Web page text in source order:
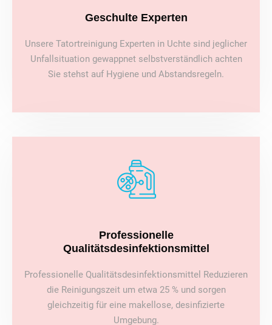
Geschulte Experten
Unsere Tatortreinigung Experten in Uchte sind jeglicher
Unfallsituation gewappnet selbstverständlich achten
Sie stehst auf Hygiene und Abstandsregeln.
Professionelle
Qualitätsdesinfektionsmittel
Professionelle Qualitätsdesinfektionsmittel Reduzieren
die Reinigungszeit um etwa 25 % und sorgen
gleichzeitig für eine makellose, desinfizierte
Umgebung.